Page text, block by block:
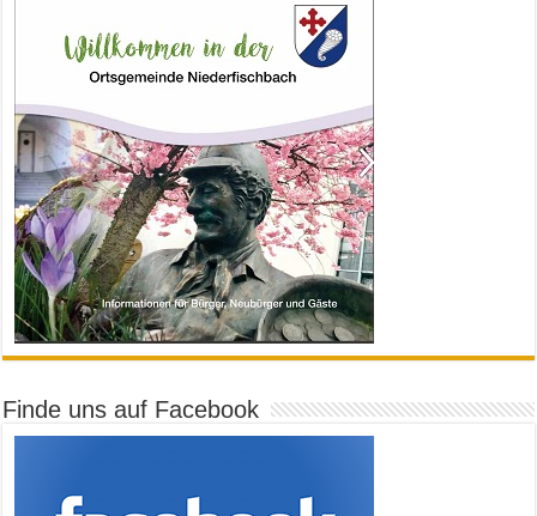
Finde uns auf Facebook